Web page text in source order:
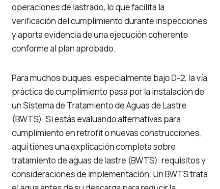
operaciones de lastrado, lo que facilita la
verificación del cumplimiento durante inspecciones
y aporta evidencia de una ejecución coherente
conforme al plan aprobado.
Para muchos buques, especialmente bajo D-2, la vía
práctica de cumplimiento pasa por la instalación de
un Sistema de Tratamiento de Aguas de Lastre
(BWTS). Si estás evaluando alternativas para
cumplimiento en retrofit o nuevas construcciones,
aquí tienes una explicación completa sobre
tratamiento de aguas de lastre (BWTS): requisitos y
consideraciones de implementación. Un BWTS trata